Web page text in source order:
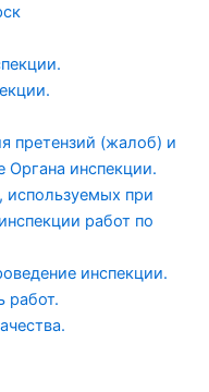
претензий (жалоб) и
Органа инспекции.
используемых при
работ по
инспекции.
работ.